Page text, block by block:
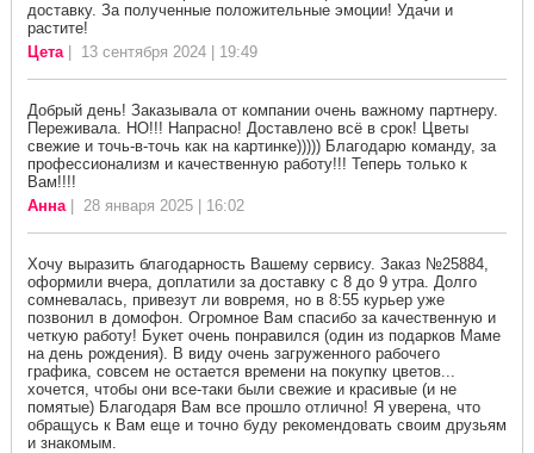
доставку. За полученные положительные эмоции! Удачи и
растите!
Цета| 13 сентября 2024 | 19:49
Добрый день! Заказывала от компании очень важному партнеру.
Переживала. НО!!! Напрасно! Доставлено всё в срок! Цветы
свежие и точь-в-точь как на картинке))))) Благодарю команду, за
профессионализм и качественную работу!!! Теперь только к
Вам!!!!
Анна| 28 января 2025 | 16:02
Хочу выразить благодарность Вашему сервису. Заказ №25884,
оформили вчера, доплатили за доставку с 8 до 9 утра. Долго
сомневалась, привезут ли вовремя, но в 8:55 курьер уже
позвонил в домофон. Огромное Вам спасибо за качественную и
четкую работу! Букет очень понравился (один из подарков Маме
на день рождения). В виду очень загруженного рабочего
графика, совсем не остается времени на покупку цветов...
хочется, чтобы они все-таки были свежие и красивые (и не
помятые) Благодаря Вам все прошло отлично! Я уверена, что
обращусь к Вам еще и точно буду рекомендовать своим друзьям
и знакомым.